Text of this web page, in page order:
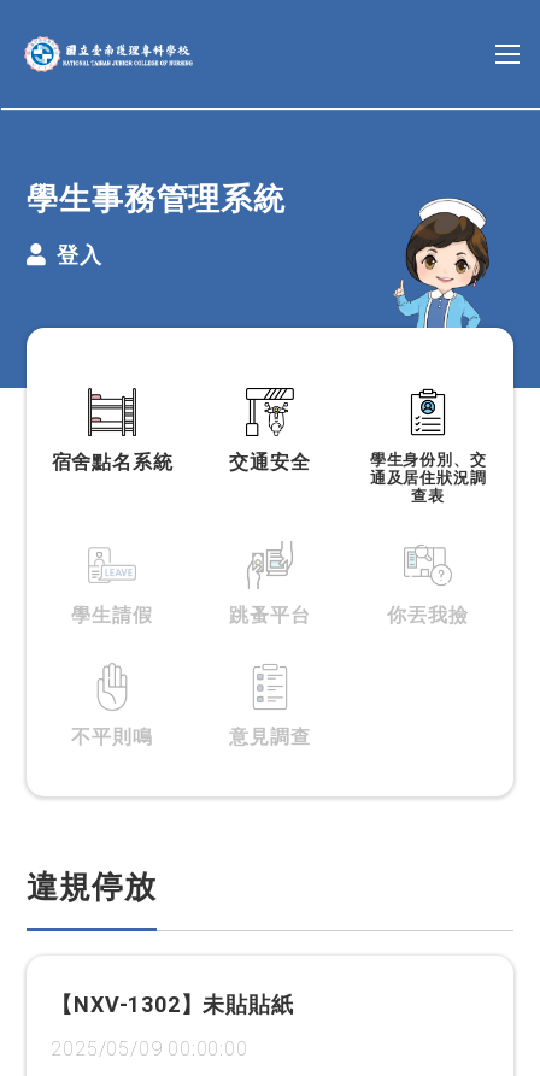
學生事務管理系統
登入
宿舍點名系統 交通安全
學生身份別、交
通及居住狀況調
查表
學生請假 跳蚤平台 你丟我撿
不平則鳴 意見調查
違規停放
【NXV-1302】未貼貼紙
2025/05/09 00:00:00